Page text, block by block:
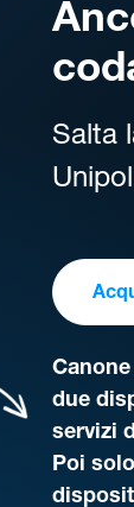
Salta
due
servizi
Poi